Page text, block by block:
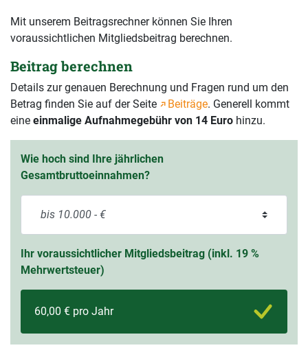
Mit unserem Beitragsrechner können Sie Ihren
voraussichtlichen Mitgliedsbeitrag berechnen.
Beitrag berechnen
Details zur genauen Berechnung und Fragen rund um den
Betrag finden Sie auf der Seite
Beiträge. Generell kommt
eine einmalige Aufnahmegebühr von 14 Euro hinzu.
Wie hoch sind Ihre jährlichen
Gesamtbruttoeinnahmen?
Ihr voraussichtlicher Mitgliedsbeitrag (inkl. 19 %
Mehrwertsteuer)
60,00 € pro Jahr